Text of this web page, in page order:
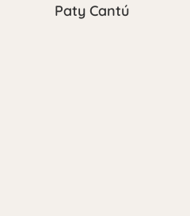
Paty Cantú